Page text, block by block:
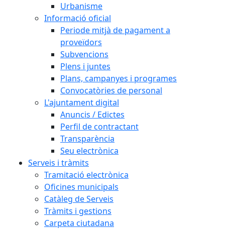
Urbanisme
Informació oficial
Periode mitjà de pagament a
proveïdors
Subvencions
Plens i juntes
Plans, campanyes i programes
Convocatòries de personal
L'ajuntament digital
Anuncis / Edictes
Perfil de contractant
Transparència
Seu electrònica
Serveis i tràmits
Tramitació electrònica
Oficines municipals
Catàleg de Serveis
Tràmits i gestions
Carpeta ciutadana